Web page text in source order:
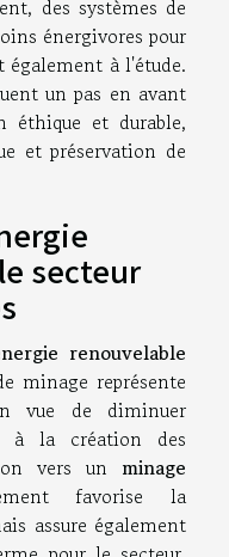
des systèmes de
énergivores pour
également à l'étude.
un pas en avant
éthique et durable,
et préservation de
secteur
renouvelable
minage représente
vue de diminuer
à la création des
vers un minage
favorise la
assure également